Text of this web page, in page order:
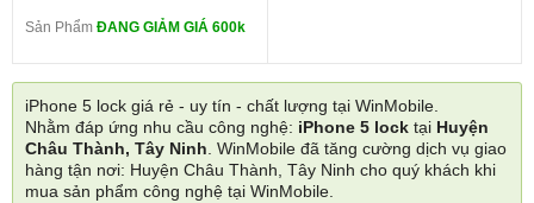
Sản Phẩm ĐANG GIẢM GIÁ 600k
iPhone 5 lock giá rẻ - uy tín - chất lượng tại WinMobile.
Nhằm đáp ứng nhu cầu công nghệ: iPhone 5 lock tại Huyện
Châu Thành, Tây Ninh. WinMobile đã tăng cường dịch vụ giao
hàng tận nơi: Huyện Châu Thành, Tây Ninh cho quý khách khi
mua sản phẩm công nghệ tại WinMobile.